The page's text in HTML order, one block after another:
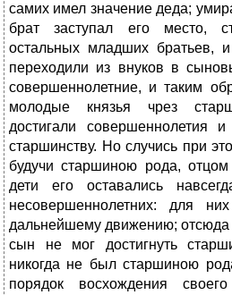
самих имел значение деда;
брат заступал его место,
остальных младших братьев,
переходили из внуков в
совершеннолетние, и таким
молодые князья чрез
достигали совершеннолетия
старшинству. Но случись при
будучи старшиною рода,
дети его оставались
несовершеннолетних: для
дальнейшему движению; отсюда
сын не мог достигнуть
никогда не был старшиною
порядок восхождения